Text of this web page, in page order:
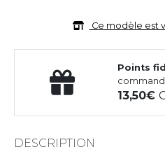
Ce modèle est
Points
13,50
DESCRIPTION